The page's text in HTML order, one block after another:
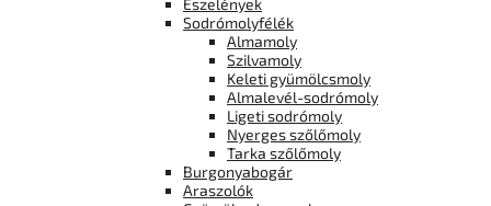
Eszelények
Sodrómolyfélék
Almamoly
Szilvamoly
Keleti gyümölcsmoly
Almalevél-sodrómoly
Ligeti sodrómoly
Nyerges szőlőmoly
Tarka szőlőmoly
Burgonyabogár
Araszolók